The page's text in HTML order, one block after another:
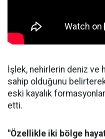
İşlek, nehirlerin deniz ve
sahip olduğunu
eski kayalık
etti.
"Özellikle iki bölge